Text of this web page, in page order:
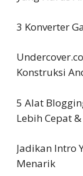
3 Konverter
Konstruksi
5 Alat
Lebih Cepat
Jadikan Intro
Menarik